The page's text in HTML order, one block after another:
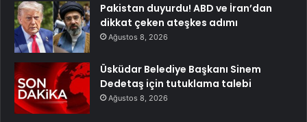
Pakistan duyurdu! ABD ve İran’dan
dikkat çeken ateşkes adımı
Ağustos 8, 2026
Üsküdar Belediye Başkanı Sinem
Dedetaş için tutuklama talebi
Ağustos 8, 2026